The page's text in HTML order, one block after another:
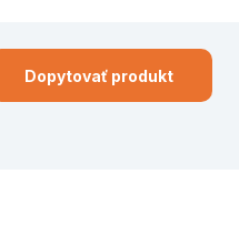
Dopytovať produkt